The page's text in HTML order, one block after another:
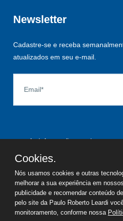
Newsletter
Cadastre-se e receba
atualizados em seu e-mail.
As informações aqui
proprietário do imóvel e estão
©2026Copyright - Paulo Roberto
Cookies.
Nós usamos cookies e outras
melhorar a sua experiência em
publicidade e recomendar conteúdo
pelo site da Paulo Roberto Leardi
monitoramento, conforme nossa